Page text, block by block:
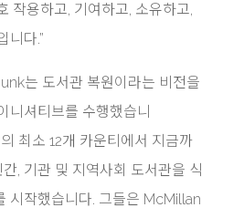
작용하고, 기여하고, 소유하고,
니다.”
는 도서관 복원이라는 비전을
니셔티브를 수행했습니
최소 12개 카운티에서 지금까
, 기관 및 지역사회 도서관을 식
시작했습니다. 그들은 McMillan